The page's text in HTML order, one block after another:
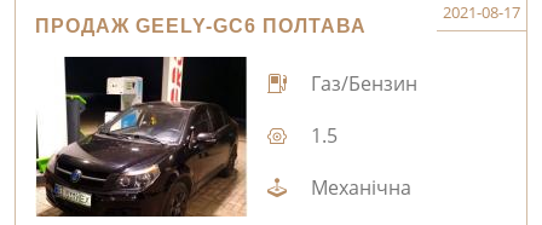
ПРОДАЖ GEELY-GC6 ПОЛТАВА
2021-08-17
Газ/Бензин
1.5
Механічна